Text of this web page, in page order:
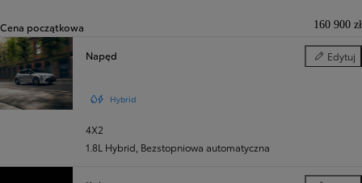
Cena początkowa 160 900 zł
Napęd Edytuj
Napęd
Hybrid
4X2
1.8L Hybrid Bezstopniowa automatyczna